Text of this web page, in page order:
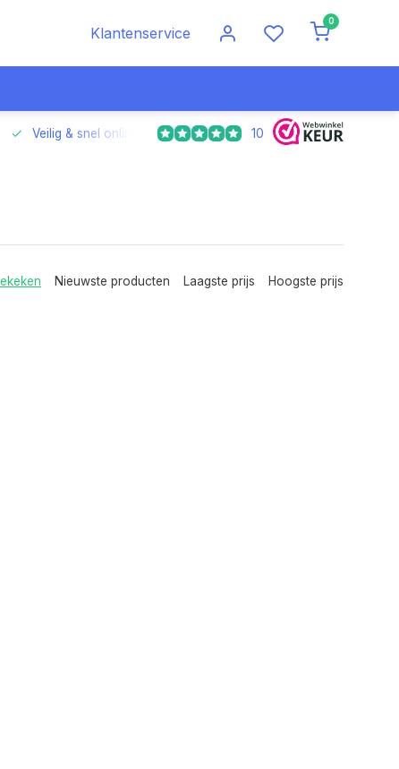
Klantenservice
0
Veilig & snel online betalen Voor 17.00 uur besteld,
10
Nieuwste producten Laagste prijs Hoogste prijs